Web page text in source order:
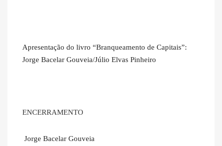
Apresentação do livro “Branqueamento de Capitais”:
Jorge Bacelar Gouveia/Júlio Elvas Pinheiro
ENCERRAMENTO
Jorge Bacelar Gouveia